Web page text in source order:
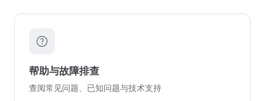
help
帮助与故障排查
查阅常见问题、已知问题与技术支持